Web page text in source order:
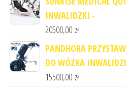
INWALIDZKI -
20500,00 zł
PANDHORA
DO WÓZKA
15500,00 zł